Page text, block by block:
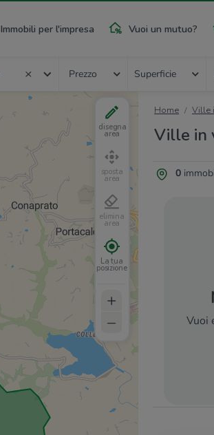
Immobili per l'impresa Vuoi un mutuo?
Prezzo Superficie
Home Ville
Ville in
0
Vuoi
disegna
area
sposta
area
elimina
area
La tua
posizione
+
–